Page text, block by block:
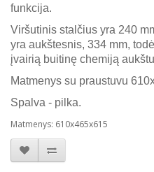
funkcija.
Viršutinis stalčius yra 240
yra aukštesnis, 334 mm,
įvairią buitinę chemiją
Matmenys su praustuvu
Spalva - pilka.
Matmenys: 610x465x615